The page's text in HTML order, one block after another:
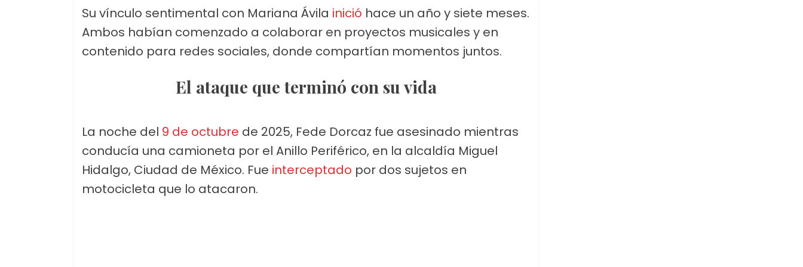
Su vínculo sentimental con Mariana Ávila inició hace un año y siete meses.
Ambos habían comenzado a colaborar en proyectos musicales y en
contenido para redes sociales, donde compartían momentos juntos.
El ataque que terminó con su vida
La noche del 9 de octubre de 2025, Fede Dorcaz fue asesinado mientras
conducía una camioneta por el Anillo Periférico, en la alcaldía Miguel
Hidalgo, Ciudad de México. Fue interceptado por dos sujetos en
motocicleta que lo atacaron.